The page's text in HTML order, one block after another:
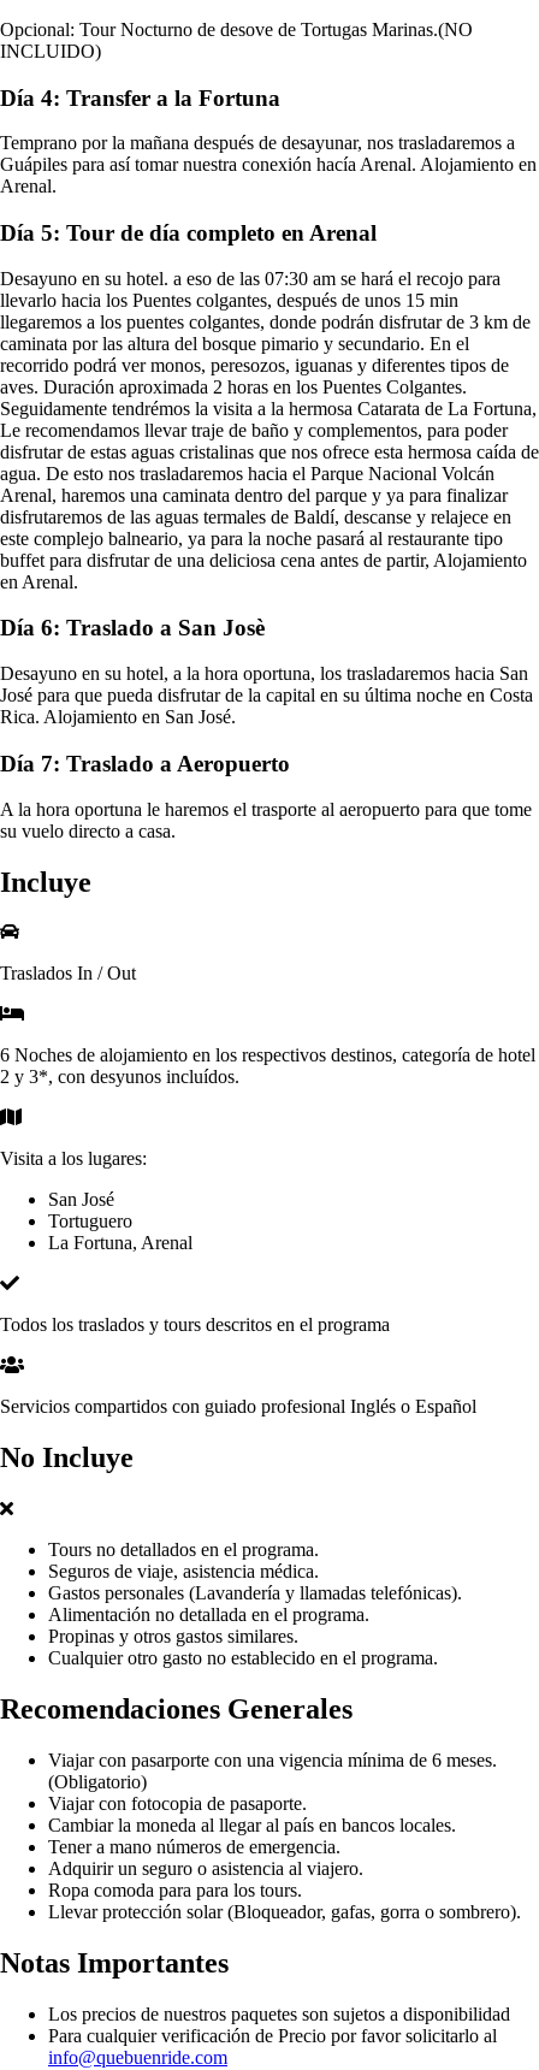
Opcional: Tour Nocturno de desove de Tortugas Marinas.(NO
INCLUIDO)
Día 4: Transfer a la Fortuna
Temprano por la mañana después de desayunar, nos trasladaremos a
Guápiles para así tomar nuestra conexión hacía Arenal. Alojamiento en
Arenal.
Día 5: Tour de día completo en Arenal
Desayuno en su hotel. a eso de las 07:30 am se hará el recojo para
llevarlo hacia los Puentes colgantes, después de unos 15 min
llegaremos a los puentes colgantes, donde podrán disfrutar de 3 km de
caminata por las altura del bosque pimario y secundario. En el
recorrido podrá ver monos, peresozos, iguanas y diferentes tipos de
aves. Duración aproximada 2 horas en los Puentes Colgantes.
Seguidamente tendrémos la visita a la hermosa Catarata de La Fortuna,
Le recomendamos llevar traje de baño y complementos, para poder
disfrutar de estas aguas cristalinas que nos ofrece esta hermosa caída de
agua. De esto nos trasladaremos hacia el Parque Nacional Volcán
Arenal, haremos una caminata dentro del parque y ya para finalizar
disfrutaremos de las aguas termales de Baldí, descanse y relajece en
este complejo balneario, ya para la noche pasará al restaurante tipo
buffet para disfrutar de una deliciosa cena antes de partir, Alojamiento
en Arenal.
Día 6: Traslado a San Josè
Desayuno en su hotel, a la hora oportuna, los trasladaremos hacia San
José para que pueda disfrutar de la capital en su última noche en Costa
Rica. Alojamiento en San José.
Día 7: Traslado a Aeropuerto
A la hora oportuna le haremos el trasporte al aeropuerto para que tome
su vuelo directo a casa.
Incluye
Traslados In / Out
6 Noches de alojamiento en los respectivos destinos, categoría de hotel
2 y 3*, con desyunos incluídos.
Visita a los lugares:
San José
Tortuguero
La Fortuna, Arenal
Todos los traslados y tours descritos en el programa
Servicios compartidos con guiado profesional Inglés o Español
No Incluye
Tours no detallados en el programa.
Seguros de viaje, asistencia médica.
Gastos personales (Lavandería y llamadas telefónicas).
Alimentación no detallada en el programa.
Propinas y otros gastos similares.
Cualquier otro gasto no establecido en el programa.
Recomendaciones Generales
Viajar con pasarporte con una vigencia mínima de 6 meses.
(Obligatorio)
Viajar con fotocopia de pasaporte.
Cambiar la moneda al llegar al país en bancos locales.
Tener a mano números de emergencia.
Adquirir un seguro o asistencia al viajero.
Ropa comoda para para los tours.
Llevar protección solar (Bloqueador, gafas, gorra o sombrero).
Notas Importantes
Los precios de nuestros paquetes son sujetos a disponibilidad
Para cualquier verificación de Precio por favor solicitarlo al
info@quebuenride.com